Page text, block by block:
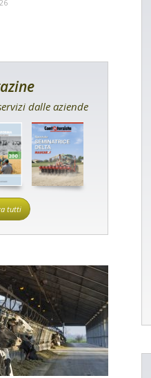
dalle aziende
tutti